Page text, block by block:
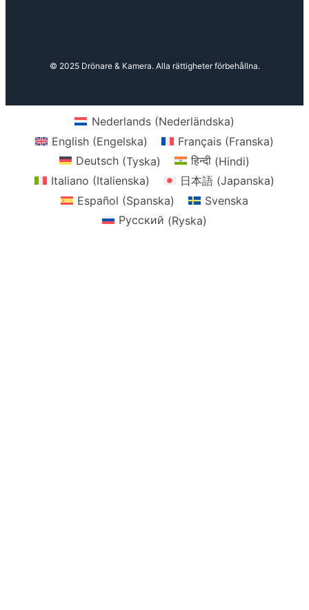
© 2025 Drönare & Kamera. Alla rättigheter förbehållna.
Nederlands(Nederländska)
English (Engelska) Français (Franska)
Deutsch (Tyska) हिन्दी (Hindi)
Italiano (Italienska) 日本語 (Japanska)
Español (Spanska)
Svenska
Русский (Ryska)